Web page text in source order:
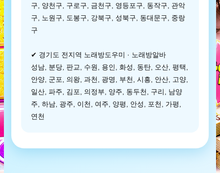
구, 양천구, 구로구, 금천구, 영등포구, 동작구, 관악
구, 노원구, 도봉구, 강북구, 성북구, 동대문구, 중랑
구
✔ 경기도 전지역 노래방도우미 · 노래방알바
성남, 분당, 판교, 수원, 용인, 화성, 동탄, 오산, 평택,
안양, 군포, 의왕, 과천, 광명, 부천, 시흥, 안산, 고양,
일산, 파주, 김포, 의정부, 양주, 동두천, 구리, 남양
주, 하남, 광주, 이천, 여주, 양평, 안성, 포천, 가평,
연천